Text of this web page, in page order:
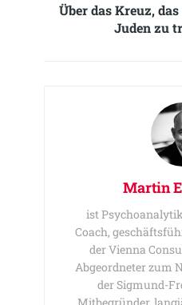
Über das Kreuz,
Juden zu
Martin
ist
Coach,
der Vienna
Abgeordneter zum
der Sigmund-